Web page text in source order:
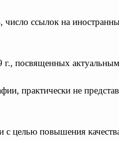
число ссылок на
г., посвященных актуальным
практически не
с целью повышения